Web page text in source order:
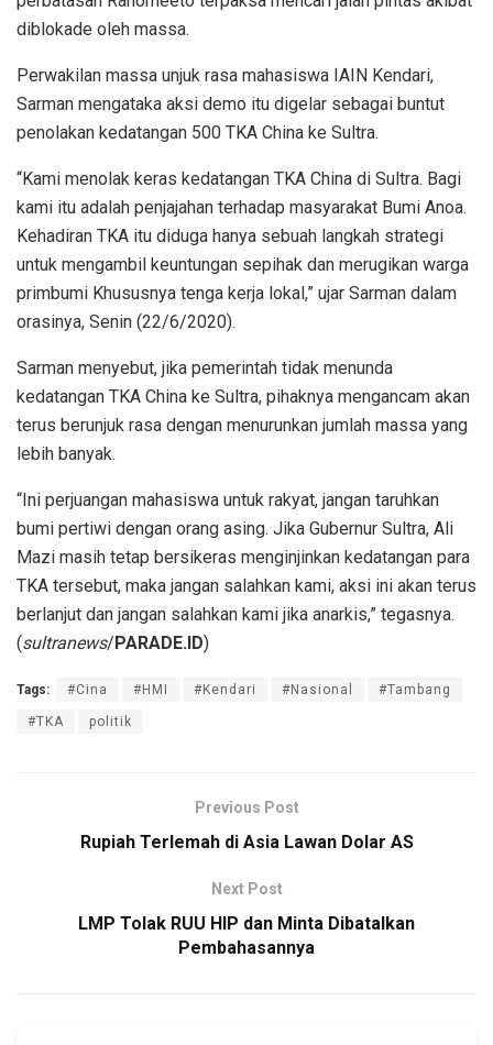
diblokade oleh massa.
Perwakilan massa unjuk rasa mahasiswa IAIN Kendari,
Sarman mengataka aksi demo itu digelar sebagai buntut
penolakan kedatangan 500 TKA China ke Sultra.
“Kami menolak keras kedatangan TKA China di Sultra. Bagi
kami itu adalah penjajahan terhadap masyarakat Bumi Anoa.
Kehadiran TKA itu diduga hanya sebuah langkah strategi
untuk mengambil keuntungan sepihak dan merugikan warga
primbumi Khususnya tenga kerja lokal,” ujar Sarman dalam
orasinya, Senin (22/6/2020).
Sarman menyebut, jika pemerintah tidak menunda
kedatangan TKA China ke Sultra, pihaknya mengancam akan
terus berunjuk rasa dengan menurunkan jumlah massa yang
lebih banyak.
“Ini perjuangan mahasiswa untuk rakyat, jangan taruhkan
bumi pertiwi dengan orang asing. Jika Gubernur Sultra, Ali
Mazi masih tetap bersikeras menginjinkan kedatangan para
TKA tersebut, maka jangan salahkan kami, aksi ini akan terus
berlanjut dan jangan salahkan kami jika anarkis,” tegasnya.
(sultranews/ PARADE.ID)
Tags: #Cina #HMI #Kendari #Nasional #Tambang
#TKA politik
Previous Post
Rupiah Terlemah di Asia Lawan Dolar AS
Next Post
LMP Tolak RUU HIP dan Minta Dibatalkan
Pembahasannya